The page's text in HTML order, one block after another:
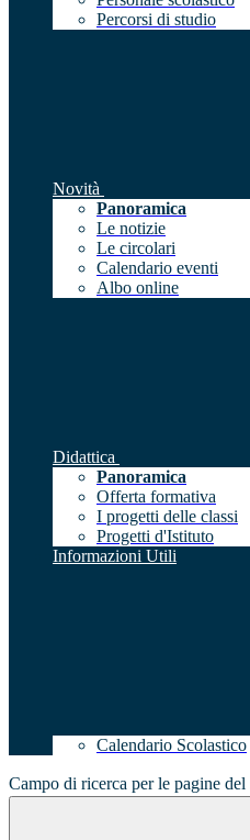
Percorsi di studio
Novità
Panoramica
Le notizie
Le circolari
Calendario eventi
Albo online
Didattica
Panoramica
Offerta formativa
I progetti delle classi
Progetti d'Istituto
Informazioni Utili
Calendario Scolastico
Campo di ricerca per le pagine del